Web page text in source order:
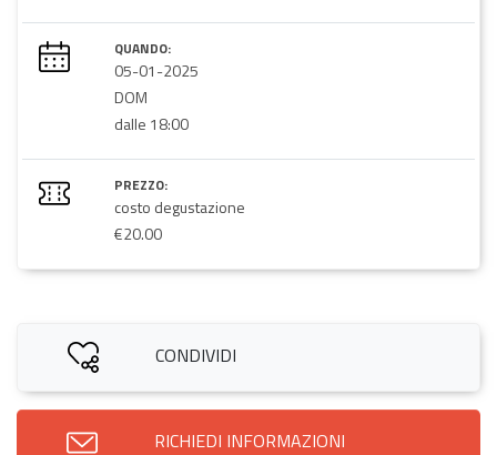
QUANDO:
05-01-2025
DOM
dalle 18:00
PREZZO:
costo degustazione
€20.00
CONDIVIDI
RICHIEDI INFORMAZIONI